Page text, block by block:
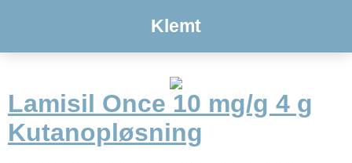
Klemt
Lamisil Once 10 mg/g 4 g
Kutanopløsning